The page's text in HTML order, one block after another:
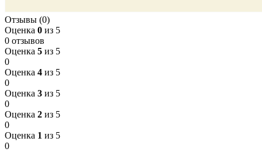
Отзывы (0)
Оценка 0 из 5
0 отзывов
Оценка 5 из 5
0
Оценка 4 из 5
0
Оценка 3 из 5
0
Оценка 2 из 5
0
Оценка 1 из 5
0